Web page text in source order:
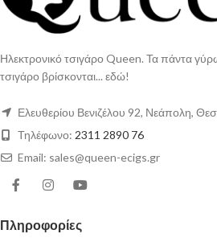
Ηλεκτρονικό τσιγάρο Queen. Τα πάντα
τσιγάρο βρίσκονται... εδώ!
Ελευθερίου Βενιζέλου 92, Νεάπολη,
Τηλέφωνο: 2311 2890 76
Email: sales@queen-ecigs.gr
Πληροφορίες